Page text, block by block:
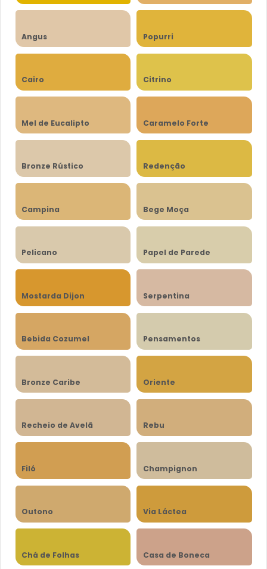
Angus Popurri
Cairo Citrino
Mel de Eucalipto Caramelo Forte
Bronze Rústico Redenção
Campina Bege Moça
Pelicano Papel de Parede
Mostarda Dijon Serpentina
Bebida Cozumel Pensamentos
Bronze Caribe Oriente
Recheio de Avelã Rebu
Filó Champignon
Outono Via Láctea
Chá de Folhas Casa de Boneca